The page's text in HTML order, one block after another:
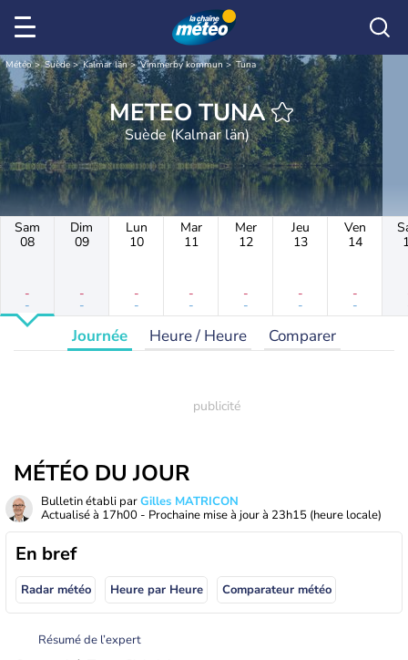
Météo Suède Kalmar län Vimmerby kommun Tuna
METEO TUNA
Suède (Kalmar län)
Sam
08
-
-
Dim
09
-
-
Lun
10
-
-
Mar
11
-
-
Mer
12
-
-
Jeu
13
-
-
Ven
14
-
-
Journée Heure / Heure Comparer
MÉTÉO DU JOUR
Bulletin établi parGilles MATRICON
Actualisé à 17h00 - Prochaine mise à jour à 23h15 (heure locale)
En bref
Radar météo Heure par Heure Comparateur météo
Résumé de l’expert